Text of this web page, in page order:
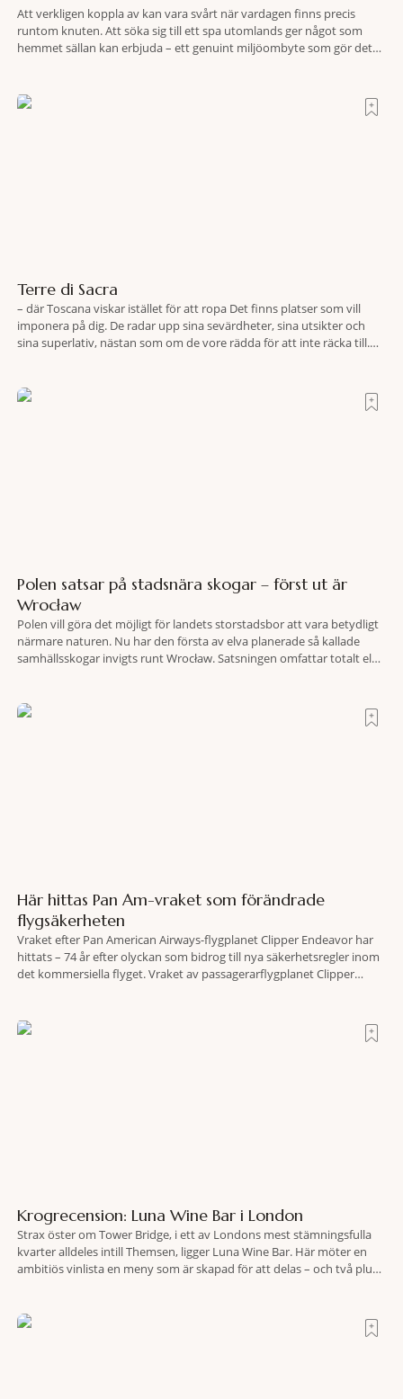
Att verkligen koppla av kan vara svårt när vardagen finns precis
runtom knuten. Att söka sig till ett spa utomlands ger något som
hemmet sällan kan erbjuda – ett genuint miljöombyte som gör det
Terre di Sacra
– där Toscana viskar istället för att ropa Det finns platser som vill
imponera på dig. De radar upp sina sevärdheter, sina utsikter och
sina superlativ, nästan som om de vore rädda för att inte räcka till.
Polen satsar på stadsnära skogar – först ut är
Wrocław
Polen vill göra det möjligt för landets storstadsbor att vara betydligt
närmare naturen. Nu har den första av elva planerade så kallade
samhällsskogar invigts runt Wrocław. Satsningen omfattar totalt elva
fler människor ska kunna promenera, motionera
Här hittas Pan Am-vraket som förändrade
flygsäkerheten
Vraket efter Pan American Airways-flygplanet Clipper Endeavor har
hittats – 74 år efter olyckan som bidrog till nya säkerhetsregler inom
det kommersiella flyget. Vraket av passagerarflygplanet Clipper
lokaliserades den 2 juni i år med hjälp
Krogrecension: Luna Wine Bar i London
Strax öster om Tower Bridge, i ett av Londons mest stämningsfulla
kvarter alldeles intill Themsen, ligger Luna Wine Bar. Här möter en
ambitiös vinlista en meny som är skapad för att delas – och två plus